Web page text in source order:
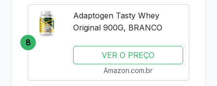
8
Adaptogen Tasty Whey
Original 900G, BRANCO
VER O PREÇO
Amazon.com.br